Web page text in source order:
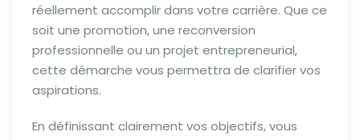
réellement accomplir dans votre carrière. Que ce
soit une promotion, une reconversion
professionnelle ou un projet entrepreneurial,
cette démarche vous permettra de clarifier vos
aspirations.
En définissant clairement vos objectifs, vous